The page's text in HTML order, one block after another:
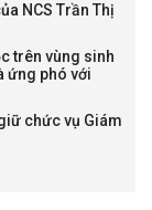
NCS Trần Thị
trên vùng sinh
ứng phó với
chức vụ Giám